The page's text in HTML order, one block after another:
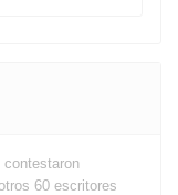
contestaron
60 escritores